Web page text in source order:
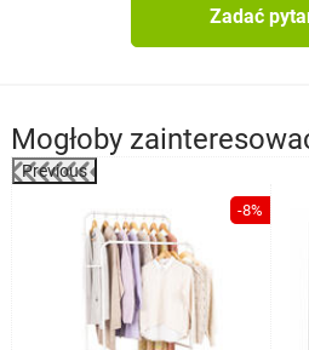
Zadać
Mogłoby
Previous
-8%